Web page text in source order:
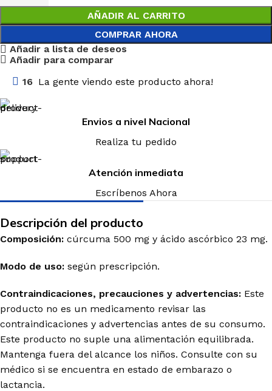
AÑADIR AL CARRITO
COMPRAR AHORA
Añadir a lista de deseos
Añadir para comparar
16 La gente viendo este producto ahora!
Envios a nivel Nacional
Realiza tu pedido
Atención inmediata
Escríbenos Ahora
Descripción del producto
Composición: cúrcuma 500 mg y ácido ascórbico 23 mg.
Modo de uso: según prescripción.
Contraindicaciones, precauciones y advertencias: Este
producto no es un medicamento revisar las
contraindicaciones y advertencias antes de su consumo.
Este producto no suple una alimentación equilibrada.
Mantenga fuera del alcance los niños. Consulte con su
médico si se encuentra en estado de embarazo o
lactancia.